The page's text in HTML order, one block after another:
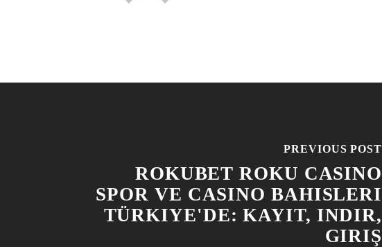
PREVIOUS POST
ROKUBET ROKU CASINO
SPOR VE CASINO BAHISLERI
TÜRKIYE'DE: KAYIT, INDIR,
GIRIŞ